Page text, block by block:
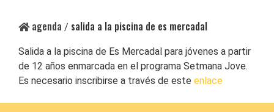
agenda / salida a la piscina de es mercadal
Salida a la piscina de Es Mercadal para jóvenes a partir
de 12 años enmarcada en el programa Setmana Jove.
Es necesario inscribirse a través de este enlace